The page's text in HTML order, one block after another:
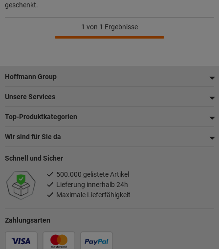
geschenkt.
1 von 1 Ergebnisse
Fußzeile
Hoffmann Group
Unsere Services
Top-Produktkategorien
Wir sind für Sie da
Zahlungsarten
Schnell und Sicher
500.000 gelistete Artikel
Lieferung innerhalb 24h
Maximale Lieferfähigkeit